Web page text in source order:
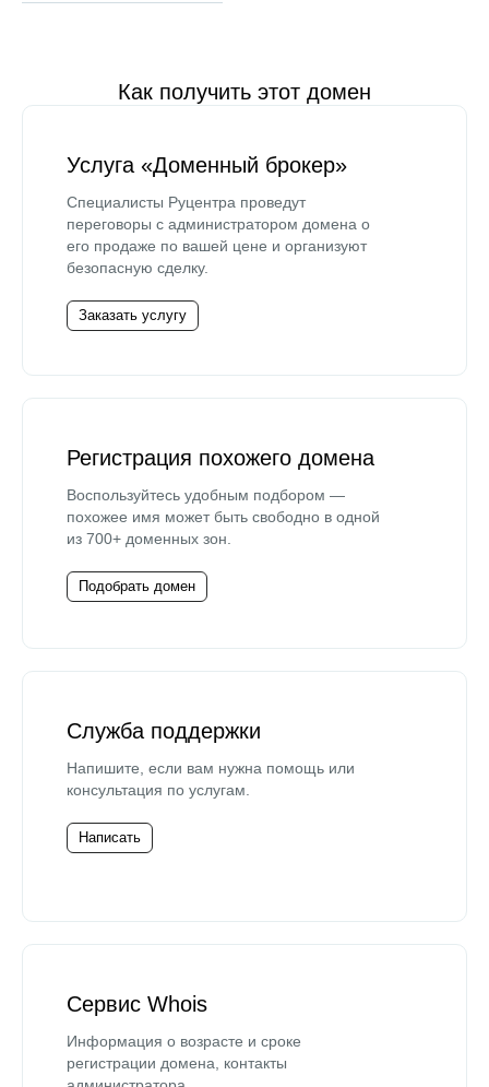
Как получить этот домен
Услуга «Доменный брокер»
Специалисты Руцентра проведут
переговоры с администратором домена о
его продаже по вашей цене и организуют
безопасную сделку.
Заказать услугу
Регистрация похожего домена
Воспользуйтесь удобным подбором —
похожее имя может быть свободно в одной
из 700+ доменных зон.
Подобрать домен
Служба поддержки
Напишите, если вам нужна помощь или
консультация по услугам.
Написать
Сервис Whois
Информация о возрасте и сроке
регистрации домена, контакты